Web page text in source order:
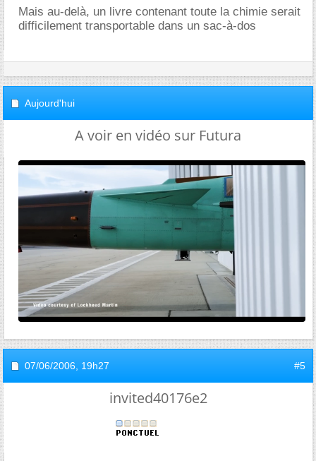
Mais au-delà, un livre contenant toute la chimie serait
difficilement transportable dans un sac-à-dos
Aujourd'hui
A voir en vidéo sur Futura
07/06/2006, 19h27 #5
invited40176e2